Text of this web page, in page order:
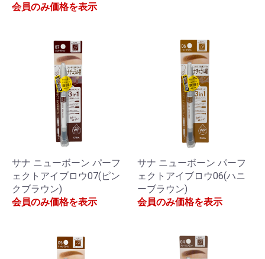
会員のみ価格を表示
サナ ニューボーン パーフ
ェクトアイブロウ07(ピン
クブラウン)
会員のみ価格を表示
サナ ニューボーン パーフ
ェクトアイブロウ06(ハニ
ーブラウン)
会員のみ価格を表示